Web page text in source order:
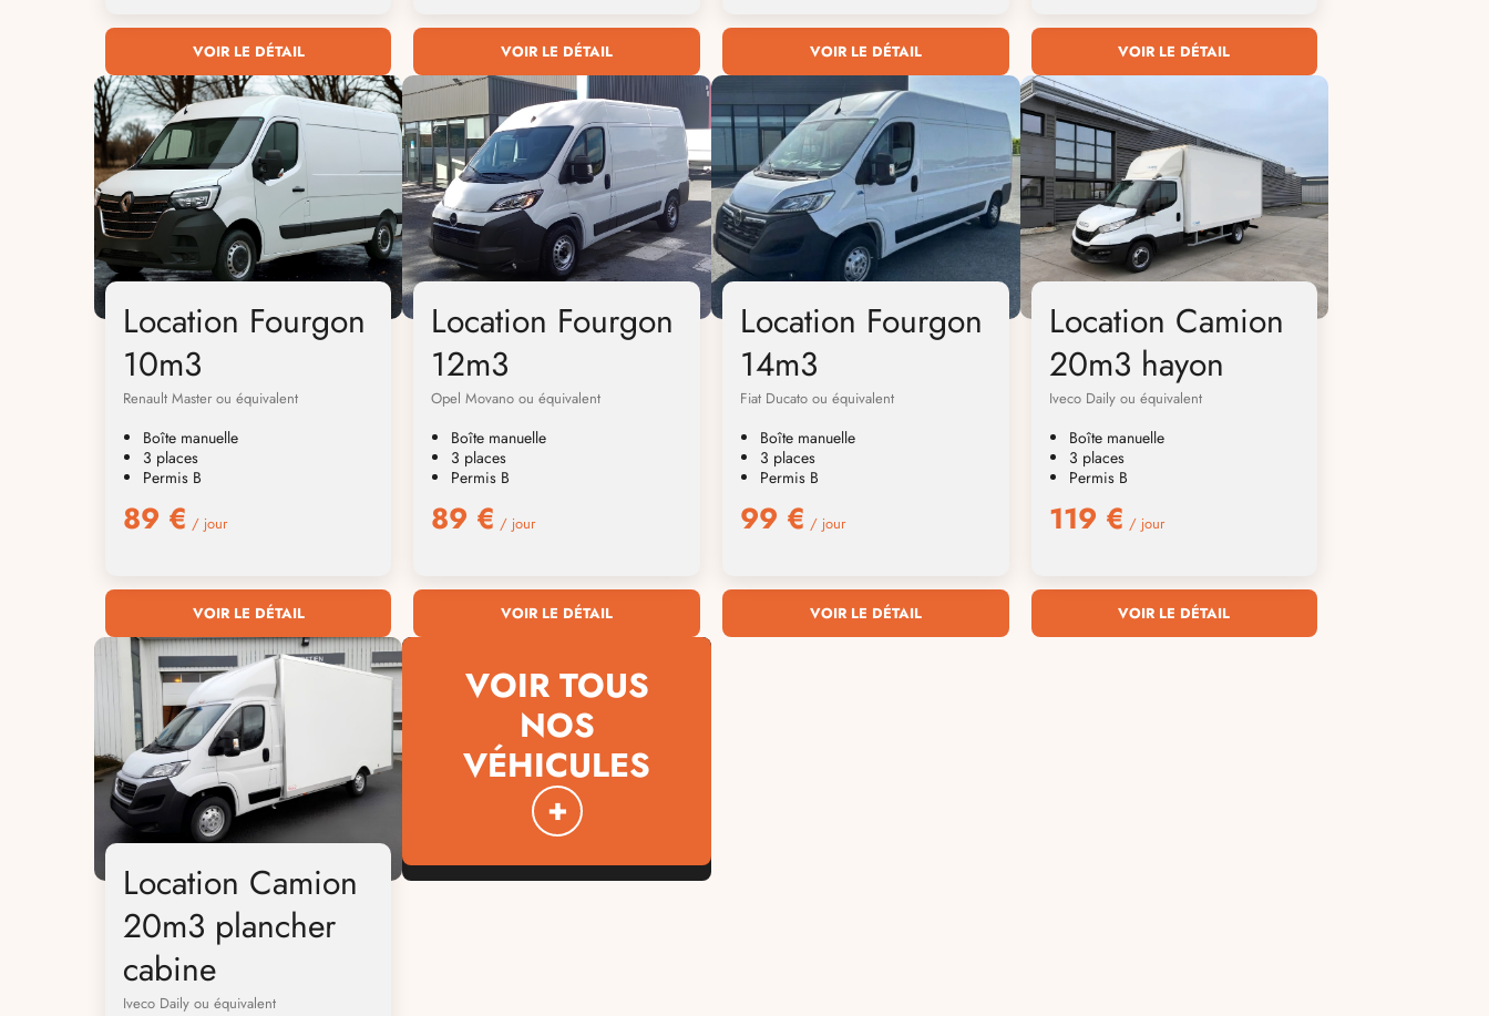
VOIR LE DÉTAIL VOIR LE DÉTAIL VOIR LE DÉTAIL VOIR LE DÉTAIL
Location Fourgon
10m3
Renault Master ou équivalent
Boîte manuelle
3 places
Permis B
89 € / jour
VOIR LE DÉTAIL
Location Fourgon
12m3
Opel Movano ou équivalent
Boîte manuelle
3 places
Permis B
89 € / jour
VOIR LE DÉTAIL
Location Fourgon
14m3
Fiat Ducato ou équivalent
Boîte manuelle
3 places
Permis B
99 € / jour
VOIR LE DÉTAIL
Location Camion
20m3 hayon
Iveco Daily ou équivalent
Boîte manuelle
3 places
Permis B
119 € / jour
VOIR LE DÉTAIL
Location Camion
20m3 plancher
cabine
Iveco Daily ou équivalent
VOIR TOUS
NOS
VÉHICULES
+